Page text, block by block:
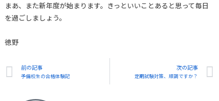
まあ、また新年度が始まります。きっといいことあると思って毎日
を過ごしましょう。
徳野
前の記事
予備校生の合格体験記
次の記事
定期試験対策、順調ですか？